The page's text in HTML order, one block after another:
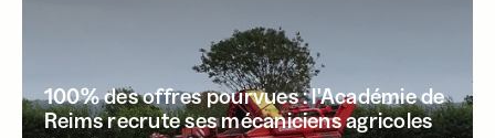
100% des offres pourvues : l'Académie de
Reims recrute ses mécaniciens agricoles